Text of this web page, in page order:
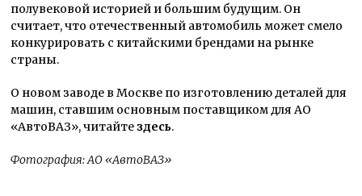
полувековой историей и большим будущим. Он
считает, что отечественный автомобиль может смело
конкурировать с китайскими брендами на рынке
страны.
О новом заводе в Москве по изготовлению деталей для
машин, ставшим основным поставщиком для АО
«АвтоВАЗ», читайте здесь.
Фотография: АО «АвтоВАЗ»